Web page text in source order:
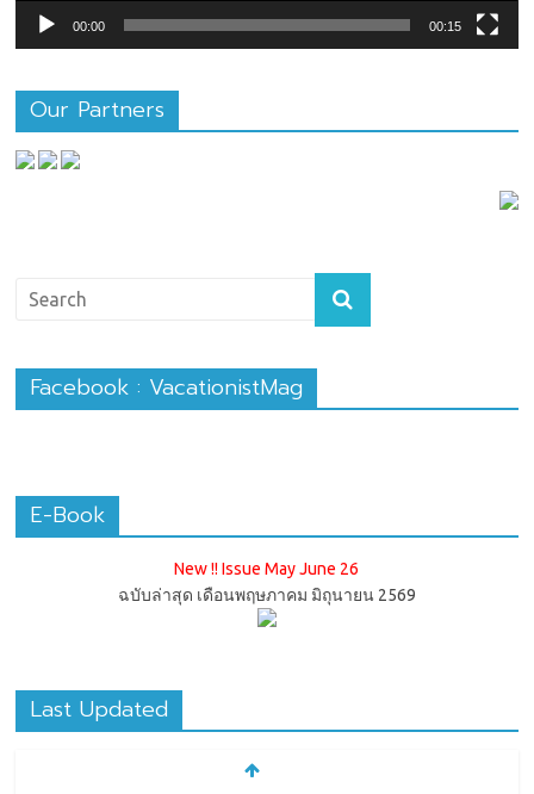
00:00 00:15
Our Partners
Facebook : VacationistMag
E-Book
New !! Issue May June 26
ฉบับล่าสุด เดือนพฤษภาคม มิถุนายน 2569
Last Updated